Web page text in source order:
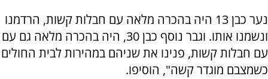
נער כבן 13 היה בהכרה מלאה עם חבלות קשות, הרדמנו
ונשמנו אותו. וגבר נוסף כבן 30, היה בהכרה מלאה גם עם
עם חבלות קשות, פנינו את שניהם במהירות לבית החולים
כשמצבם מוגדר קשה", הוסיפו.